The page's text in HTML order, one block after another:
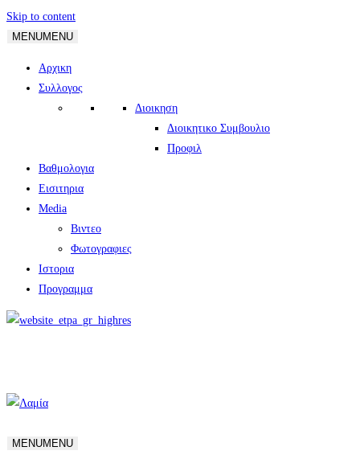
Skip to content
MENUMENU
Αρχικη
Συλλογος
Διοικηση
Διοικητικο Συμβουλιο
Προφιλ
Βαθμολογια
Εισιτηρια
Media
Βιντεο
Φωτογραφιες
Ιστορια
Πρoγραμμα
MENUMENU